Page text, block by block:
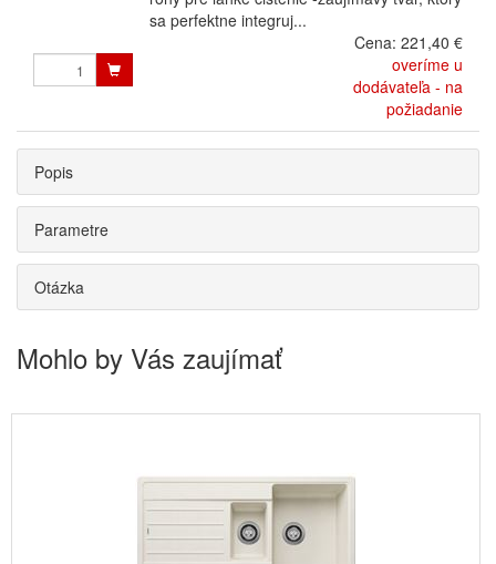
sa perfektne integruj...
Cena: 221,40 €
overíme u
dodávateľa - na
požiadanie
Popis
Parametre
Otázka
Mohlo by Vás zaujímať